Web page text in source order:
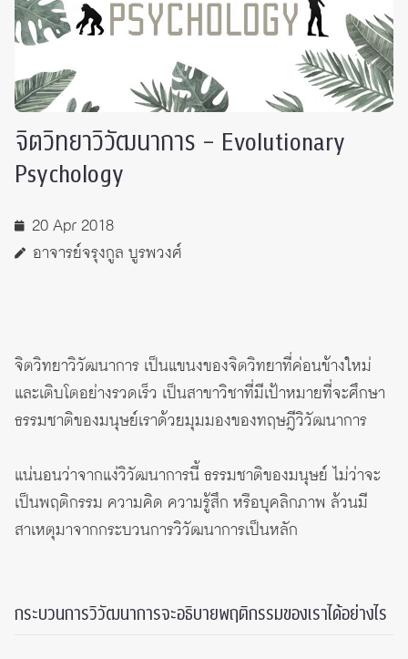
จิตวิทยาวิวัฒนาการ – Evolutionary
Psychology
20 Apr 2018
อาจารย์จรุงกูล บูรพวงศ์
จิตวิทยาวิวัฒนาการ เป็นแขนงของจิตวิทยาที่ค่อนข้างใหม่
และเติบโตอย่างรวดเร็ว เป็นสาขาวิชาที่มีเป้าหมายที่จะศึกษา
ธรรมชาติของมนุษย์เราด้วยมุมมองของทฤษฎีวิวัฒนาการ
แน่นอนว่าจากแง่วิวัฒนาการนี้ ธรรมชาติของมนุษย์ ไม่ว่าจะ
เป็นพฤติกรรม ความคิด ความรู้สึก หรือบุคลิกภาพ ล้วนมี
สาเหตุมาจากกระบวนการวิวัฒนาการเป็นหลัก
กระบวนการวิวัฒนาการจะอธิบายพฤติกรรมของเราได้อย่างไร